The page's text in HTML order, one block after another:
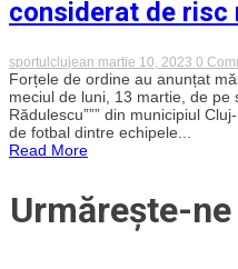
considerat de risc
sportulclujean martie 10, 2023 0
Forțele de ordine au anunțat
meciul de luni, 13 martie, de pe
Rădulescu””” din municipiul
de fotbal dintre echipele...
Read More
Urmărește-ne